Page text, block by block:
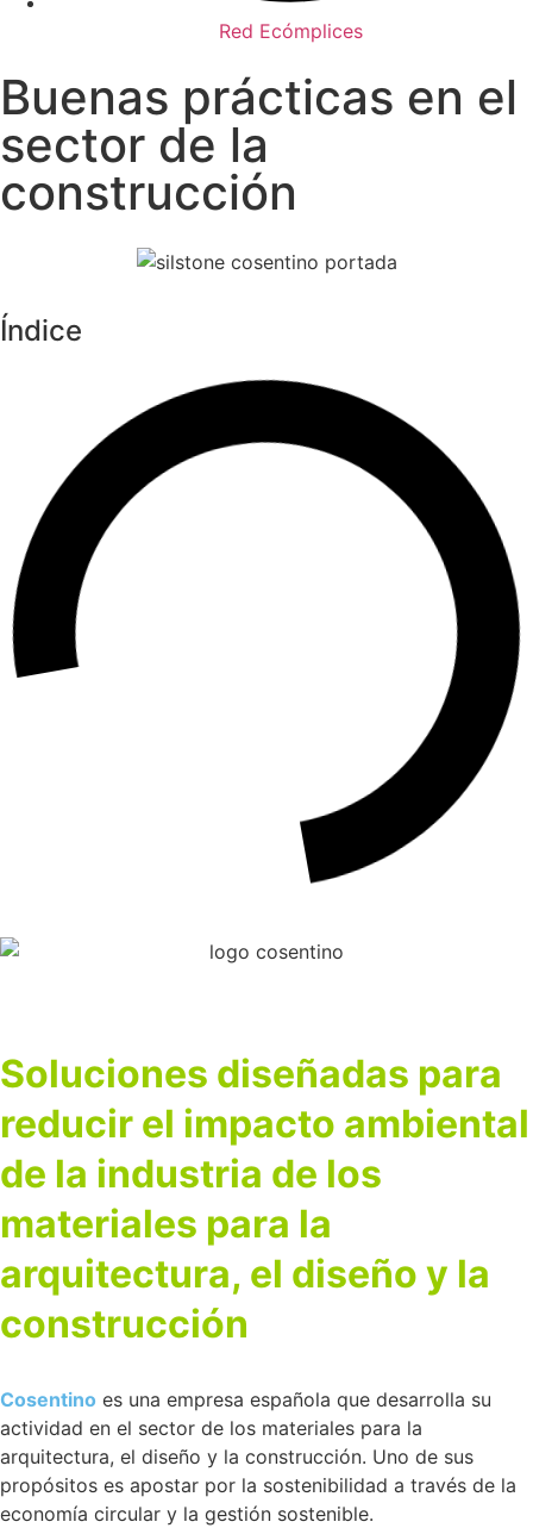
Red Ecómplices
Buenas prácticas en el
sector de la
construcción
Índice
Soluciones diseñadas para
reducir el impacto ambiental
de la industria de los
materiales para la
arquitectura, el diseño y la
construcción
Cosentino es una empresa española que desarrolla su
actividad en el sector de los materiales para la
arquitectura, el diseño y la construcción. Uno de sus
propósitos es apostar por la sostenibilidad a través de la
economía circular y la gestión sostenible.